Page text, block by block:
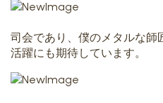
司会であり、僕のメタルな師
活躍にも期待しています。